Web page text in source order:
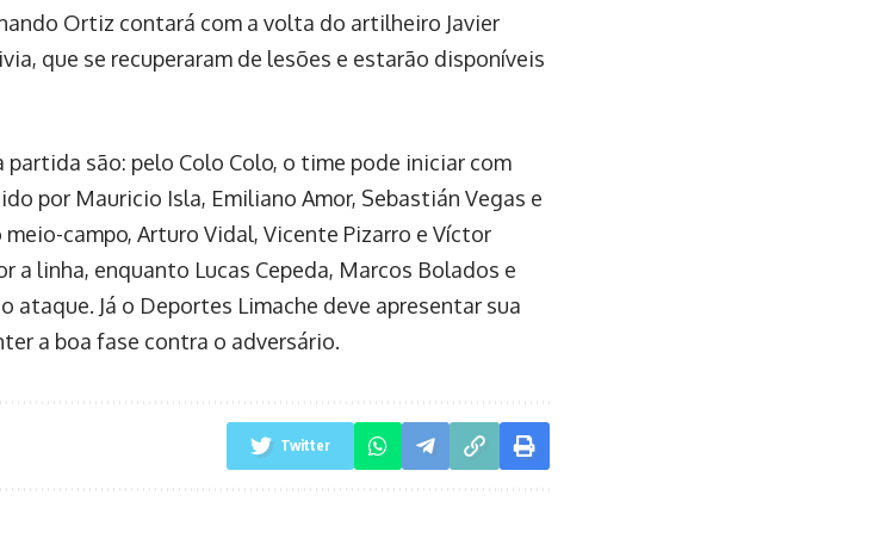
Ortiz contará com a volta do artilheiro Javier
que se recuperaram de lesões e estarão disponíveis
partida são: pelo Colo Colo, o time pode iniciar com
por Mauricio Isla, Emiliano Amor, Sebastián Vegas e
campo, Arturo Vidal, Vicente Pizarro e Víctor
a linha, enquanto Lucas Cepeda, Marcos Bolados e
ataque. Já o Deportes Limache deve apresentar sua
a boa fase contra o adversário.
Twitter